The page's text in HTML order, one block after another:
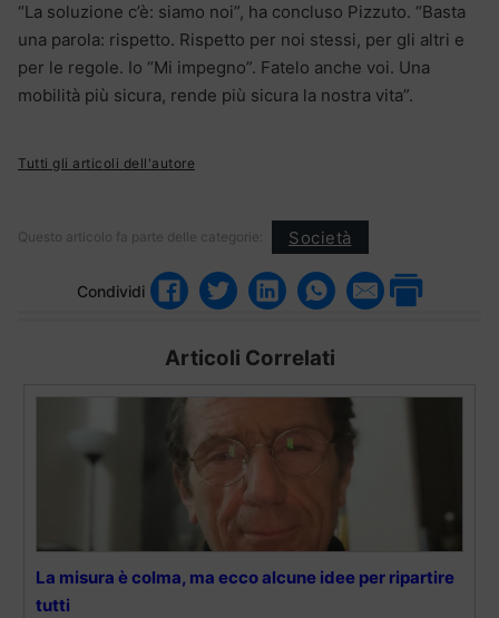
“La soluzione c’è: siamo noi”, ha concluso Pizzuto. “Basta
una parola: rispetto. Rispetto per noi stessi, per gli altri e
per le regole. Io “Mi impegno”. Fatelo anche voi. Una
mobilità più sicura, rende più sicura la nostra vita”.
Tutti gli articoli dell'autore
Questo articolo fa parte delle categorie: Società
Condividi
Articoli Correlati
La misura è colma, ma ecco alcune idee per ripartire
tutti